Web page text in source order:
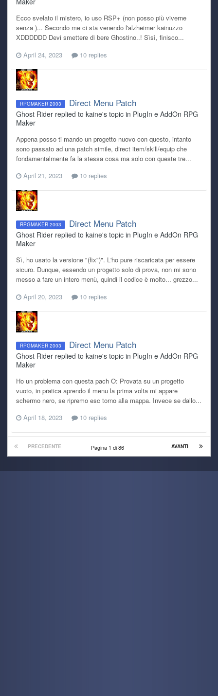
Ecco svelato il mistero, io uso RSP+ (non posso più viverne
senza )... Secondo me ci sta venendo l'alzheimer kainuzzo
XDDDDDD Devi smettere di bere Ghostino..! Sìsì, finisco...
April 24, 2023
10 replies
RPGMAKER 2003 Direct Menu Patch
Ghost Rider replied to kaine's topic in PlugIn e AddOn RPG
Maker
Appena posso ti mando un progetto nuovo con questo, intanto
sono passato ad una patch simile, direct item/skill/equip che
fondamentalmente fa la stessa cosa ma solo con queste tre...
April 21, 2023
10 replies
RPGMAKER 2003 Direct Menu Patch
Ghost Rider replied to kaine's topic in PlugIn e AddOn RPG
Maker
Sì, ho usato la versione "(fix")". L'ho pure riscaricata per essere
sicuro. Dunque, essendo un progetto solo di prova, non mi sono
messo a fare un intero menù, quindi il codice è molto... grezzo...
April 20, 2023
10 replies
RPGMAKER 2003 Direct Menu Patch
Ghost Rider replied to kaine's topic in PlugIn e AddOn RPG
Maker
Ho un problema con questa pach O: Provata su un progetto
vuoto, in pratica aprendo il menu la prima volta mi appare
schermo nero, se ripremo esc torno alla mappa. Invece se dallo...
April 18, 2023
10 replies
PRECEDENTE AVANTI
Pagina 1 di 86